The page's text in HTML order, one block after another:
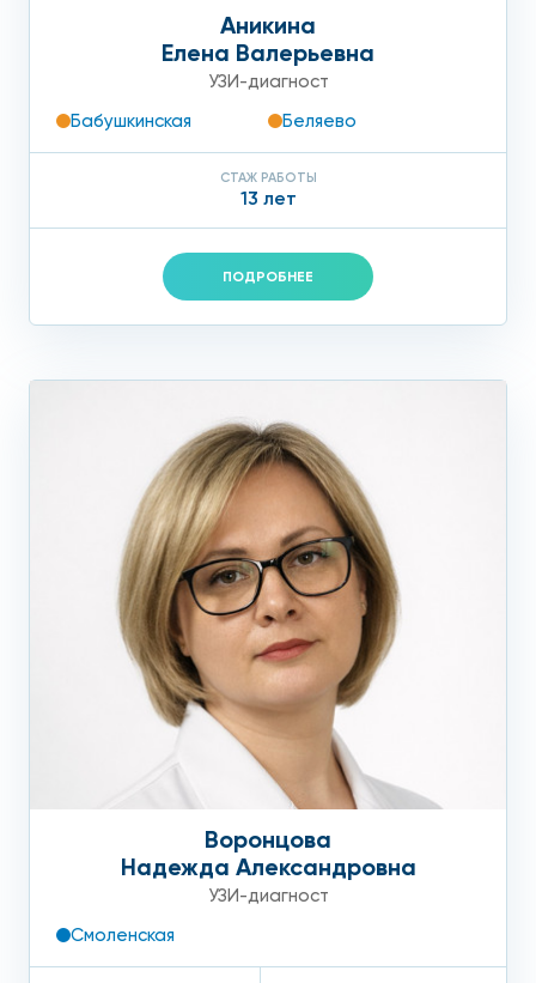
Аникина
Елена Валерьевна
УЗИ-диагност
Бабушкинская
Беляево
СТАЖ РАБОТЫ
13 лет
ПОДРОБНЕЕ
Воронцова
Надежда Александровна
УЗИ-диагност
Смоленская